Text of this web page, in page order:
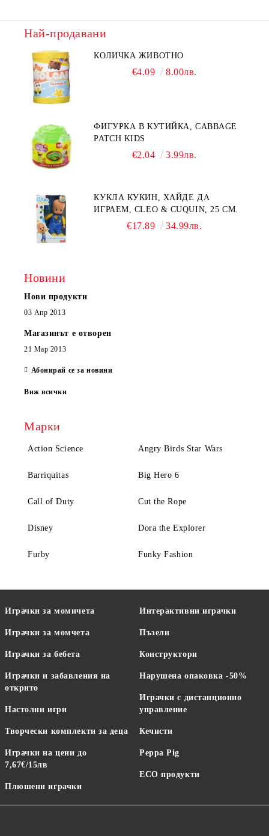
Най-продавани
КОЛИЧКА ЖИВОТНО
€4.09 8.00лв.
ФИГУРКА В КУТИЙКА, CABBAGE
PATCH KIDS
€2.04 3.99лв.
КУКЛА КУКИН, ХАЙДЕ ДА
ИГРАЕМ, CLEO & CUQUIN, 25 СМ.
€17.89 34.99лв.
Новини
Нови продукти
03 Апр 2013
Магазинът е отворен
21 Мар 2013
Абонирай се за новини
Виж всички
Марки
Action Science Angry Birds Star Wars
Barriquitas Big Hero 6
Call of Duty Cut the Rope
Disney Dora the Explorer
Furby Funky Fashion
Играчки за момичета
Играчки за момчета
Играчки за бебета
Играчки и забавления на
открито
Настолни игри
Творчески комплекти за деца
Играчки на цени до
7,67€/15лв
Плюшени играчки
Интерактивни играчки
Пъзели
Конструктори
Нарушена опаковка -50%
Играчки с дистанционно
управление
Кечисти
Peppa Pig
ECO продукти